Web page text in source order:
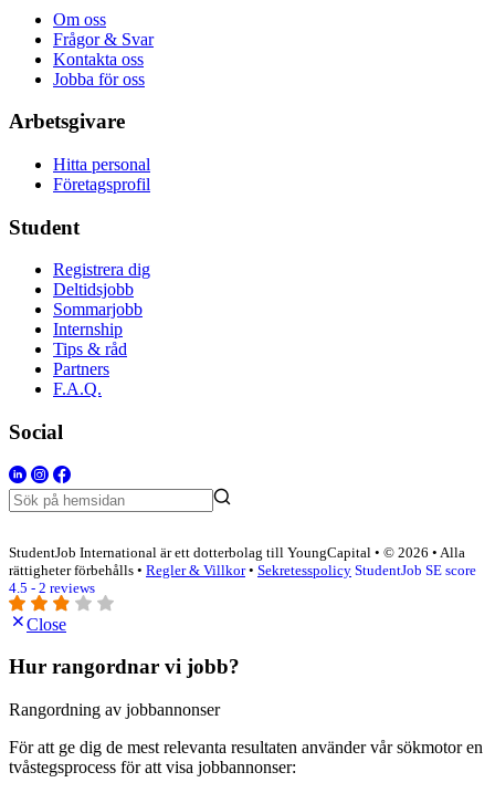
Om oss
Frågor & Svar
Kontakta oss
Jobba för oss
Arbetsgivare
Hitta personal
Företagsprofil
Student
Registrera dig
Deltidsjobb
Sommarjobb
Internship
Tips & råd
Partners
F.A.Q.
Social
StudentJob International är ett dotterbolag till YoungCapital • © 2026 • Alla
rättigheter förbehålls • Regler & Villkor• Sekretesspolicy StudentJob SE score
4.5 - 2 reviews
Close
Hur rangordnar vi jobb?
Rangordning av jobbannonser
För att ge dig de mest relevanta resultaten använder vår sökmotor en
tvåstegsprocess för att visa jobbannonser: